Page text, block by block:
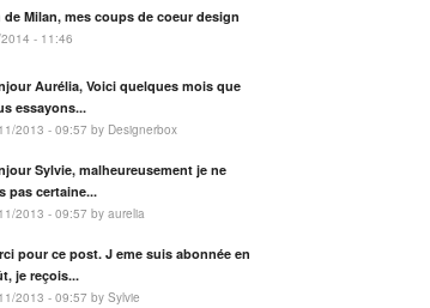
de Milan, mes coups de coeur design
- 11:46
Aurélia, Voici quelques mois que
essayons...
2013 - 09:57 by Designerbox
Sylvie, malheureusement je ne
pas certaine...
2013 - 09:57 by aurelia
pour ce post. J eme suis abonnée en
je reçois...
2013 - 09:57 by Sylvie